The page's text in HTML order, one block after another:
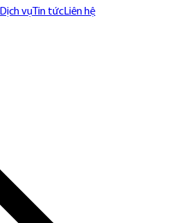
Dịch vụ Tin tứcLiên hệ